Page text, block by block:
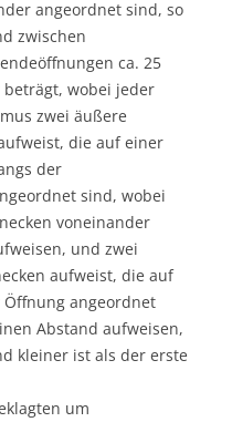
angeordnet sind, so
zwischen
ca. 25
wobei jeder
zwei äußere
die auf einer
der
sind, wobei
voneinander
und zwei
aufweist, die auf
angeordnet
Abstand aufweisen,
kleiner ist als der erste
um